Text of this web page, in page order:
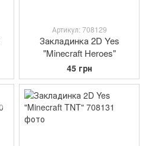
Артикул: 708129
Закладинка 2D Yes
"Minecraft Heroes"
45 грн